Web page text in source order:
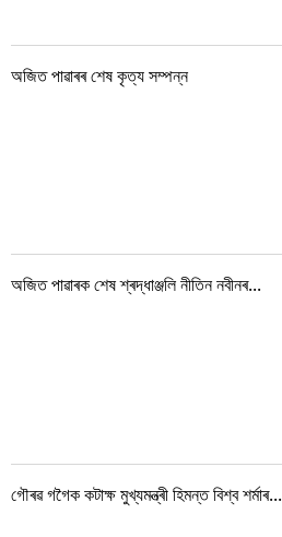
অজিত পাৱাৰৰ শেষ কৃত্য সম্পন্ন
অজিত পাৱাৰক শেষ শ্ৰদ্ধাঞ্জলি নীতিন নবীনৰ...
গৌৰৱ গগৈক কটাক্ষ মুখ্যমন্ত্ৰী হিমন্ত বিশ্ব শৰ্মাৰ...